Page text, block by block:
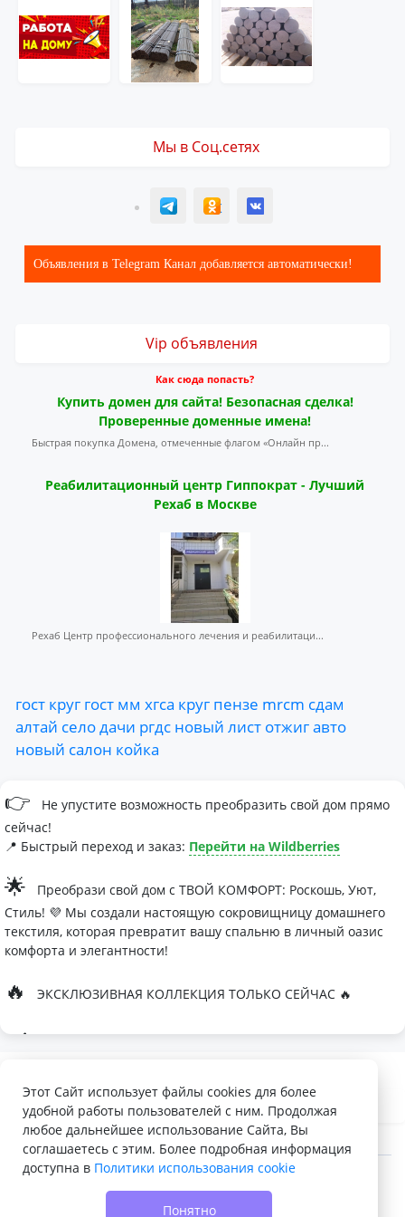
Мы в Соц.сетях
T ОК ВК
Объявления в Telegram Канал добавляется автоматически!
Vip объявления
Как сюда попасть?
Купить домен для сайта! Безопасная сделка!
Проверенные доменные имена!
Быстрая покупка Домена, отмеченные флагом «Онлайн пр...
Реабилитационный центр Гиппократ - Лучший
Рехаб в Москве
Рехаб Центр профессионального лечения и реабилитаци...
гост круг гост мм хгса круг пензе mrcm сдам
алтай селодачи ргдс новый лист отжигавто
новый салон койка
👉
Не упустите возможность преобразить свой дом прямо
сейчас!
📍 Быстрый переход и заказ: Перейти на Wildberries
🌟
Преобрази свой дом с ТВОЙ КОМФОРТ: Роскошь, Уют,
Стиль! 💜 Мы создали настоящую сокровищницу домашнего
текстиля, которая превратит вашу спальню в личный оазис
комфорта и элегантности!
🔥 ЭКСКЛЮЗИВНАЯ КОЛЛЕКЦИЯ ТОЛЬКО СЕЙЧАС 🔥
🛏
Палитра изысканных оттенков:
- Темно-серый для минималистичных интерьеров
- Сиреневый для романтичных натур
- Персиковый мусс для теплой атмосферы
Шелковые одеяла Тусса - мечта о совершенном сне
Этот Сайт использует файлы cookies для более
удобной работы пользователей с ним. Продолжая
любое дальнейшее использование Сайта, Вы
соглашаетесь с этим. Более подробная информация
доступна в Политики использования cookie
Понятно
© 2022 - 2026 Доска объявлений VELQ.RU